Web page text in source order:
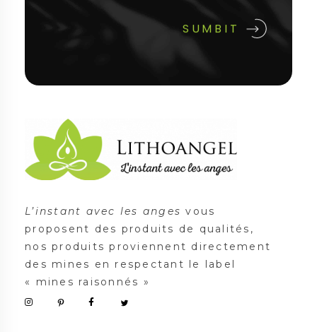
L’instant avec les anges vous
proposent des produits de qualités,
nos produits proviennent directement
des mines en respectant le label
« mines raisonnés »